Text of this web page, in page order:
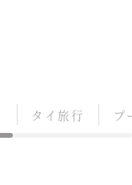
タイ旅行 プ